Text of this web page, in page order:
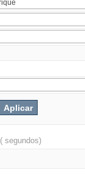
( segundos)